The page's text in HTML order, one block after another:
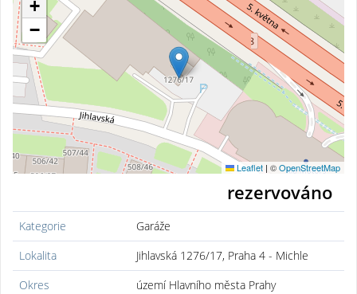
+
−
Leaflet | ©OpenStreetMap
rezervováno
Kategorie
Garáže
Lokalita
Jihlavská 1276/17, Praha 4 - Michle
Okres
území Hlavního města Prahy